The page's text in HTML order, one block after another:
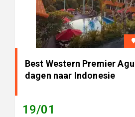
Best Western Premier
dagen naar Indonesie
19/01